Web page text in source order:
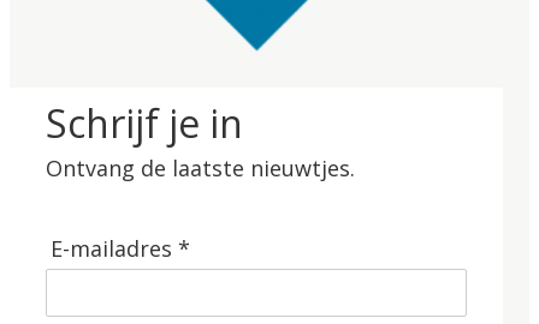
Schrijf je in
Ontvang de laatste nieuwtjes.
E-mailadres *